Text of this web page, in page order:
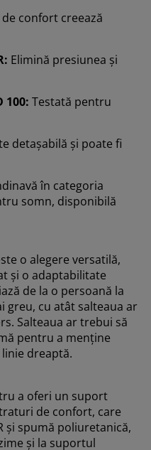
confort creează
Elimină presiunea și
100: Testată pentru
detașabilă și poate fi
în categoria
somn, disponibilă
o alegere versatilă,
și o adaptabilitate
de la o persoană la
greu, cu atât salteaua ar
Salteaua ar trebui să
pentru a menține
dreaptă.
a oferi un suport
de confort, care
și spumă poliuretanică,
și la suportul
mobili pentru
informații
marketing.
vom partaja
de marketing (de
pentru reclame
mai multe despre
și puteți alege să vă
pe pictograma
sunteți de acord cu
despre
cookie-urile